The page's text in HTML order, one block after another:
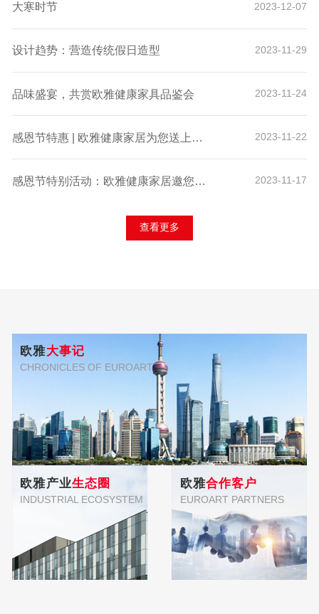
大寒时节 2023-12-07
设计趋势：营造传统假日造型 2023-11-29
品味盛宴，共赏欧雅健康家具品鉴会 2023-11-24
感恩节特惠 | 欧雅健康家居为您送上诚挚的感谢与独家折扣！ 2023-11-22
感恩节特别活动：欧雅健康家居邀您体验科技舒适，赢取专属好礼！ 2023-11-17
查看更多
欧雅大事记
CHRONICLES OF EUROART
欧雅产业生态圈
INDUSTRIAL ECOSYSTEM
欧雅合作客户
EUROART PARTNERS